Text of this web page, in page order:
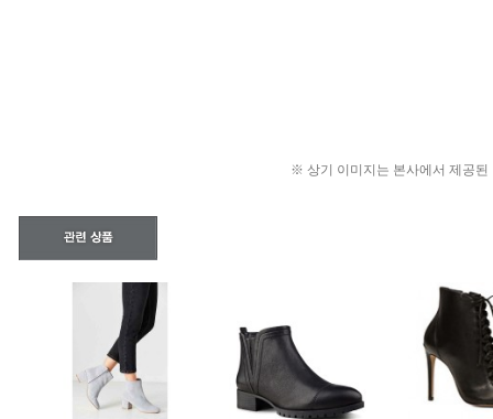
※ 상기 이미지는 본사에서 제공된